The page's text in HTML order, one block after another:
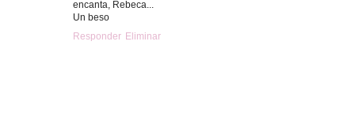
encanta, Rebeca...
Un beso
Responder Eliminar